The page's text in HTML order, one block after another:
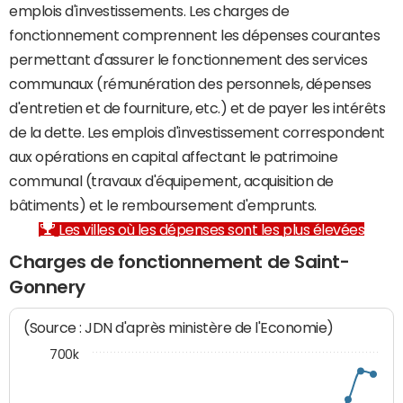
emplois d'investissements. Les charges de
fonctionnement comprennent les dépenses courantes
permettant d'assurer le fonctionnement des services
communaux (rémunération des personnels, dépenses
d'entretien et de fourniture, etc.) et de payer les intérêts
de la dette. Les emplois d'investissement correspondent
aux opérations en capital affectant le patrimoine
communal (travaux d'équipement, acquisition de
bâtiments) et le remboursement d'emprunts.
Les villes où les dépenses sont les plus élevées
Charges de fonctionnement de Saint-
Gonnery
(Source : JDN d'après ministère de l'Economie)
700k